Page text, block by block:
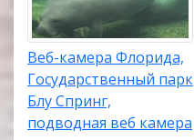
Веб-камера Флорида,
Государственный парк
Блу Спринг,
подводная веб камера